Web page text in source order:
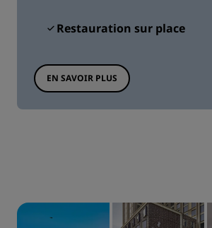
Restauration sur place
EN SAVOIR PLUS